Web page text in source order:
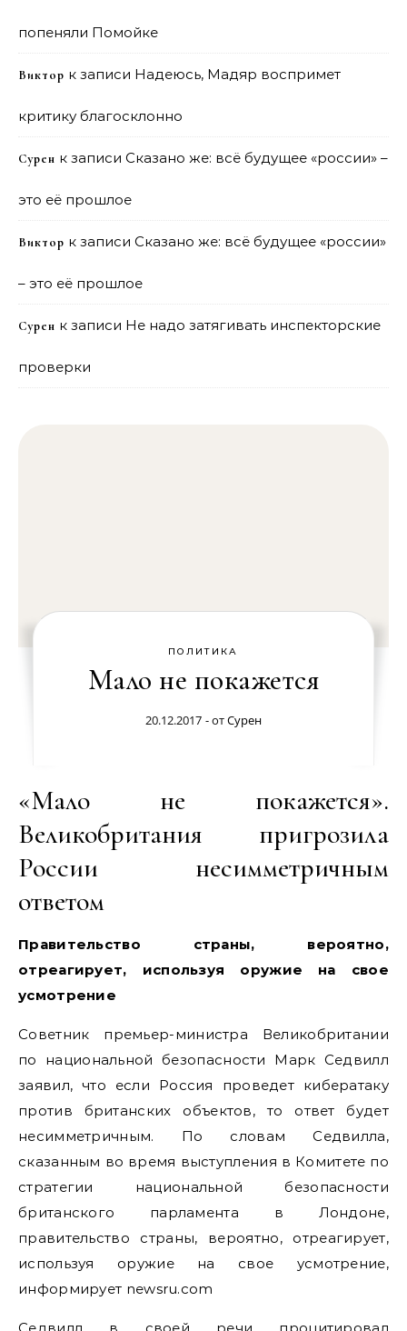
попеняли Помойке
Виктор к записи Надеюсь, Мадяр воспримет
критику благосклонно
Сурен к записи Сказано же: всё будущее «россии» –
это её прошлое
Виктор к записи Сказано же: всё будущее «россии»
– это её прошлое
Сурен к записи Не надо затягивать инспекторские
проверки
ПОЛИТИКА
Мало не покажется
20.12.2017 - отСурен
«Мало не покажется».
Великобритания пригрозила
России несимметричным
ответом
Правительство страны, вероятно,
отреагирует, используя оружие на свое
усмотрение
Советник премьер-министра Великобритании
по национальной безопасности Марк Седвилл
заявил, что если Россия проведет кибератаку
против британских объектов, то ответ будет
несимметричным. По словам Седвилла,
сказанным во время выступления в Комитете по
стратегии национальной безопасности
британского парламента в Лондоне,
правительство страны, вероятно, отреагирует,
используя оружие на свое усмотрение,
информирует newsru.com